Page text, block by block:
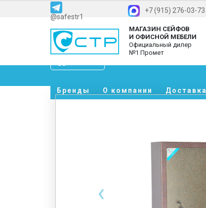
@safestr1
+7 (915) 276-03-73
МАГАЗИН СЕЙФОВ
И ОФИСНОЙ МЕБЕЛИ
Официальный дилер
№1 Промет
Бренды О компании Доставка
‹